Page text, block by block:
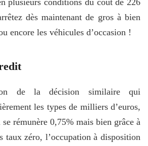
dès maintenant de gros à bien
encore les véhicules d’occasion !
de la décision similaire qui
les types de milliers d’euros,
rémunère 0,75% mais bien grâce à
taux zéro, l’occupation à disposition